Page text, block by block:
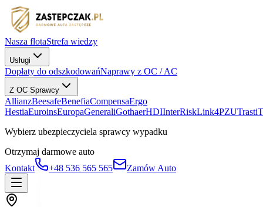
Nasza flotaStrefa wiedzy
Usługi
Dopłaty do odszkodowańNaprawy z OC / AC
Z OC Sprawcy
AllianzBeesafeBenefiaCompensaErgo
HestiaEuroinsEuropaGeneraliGothaerHDIInterRiskLink4PZUTrasti
Wybierz ubezpieczyciela sprawcy wypadku
Otrzymaj darmowe auto
Kontakt
+48 536 565 565 Zamów Auto